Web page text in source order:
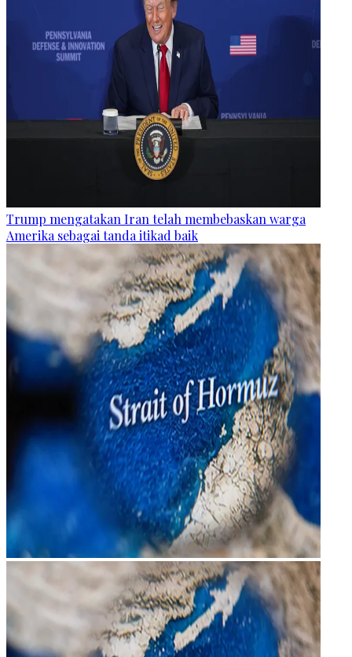
Trump mengatakan Iran telah membebaskan warga
Amerika sebagai tanda itikad baik